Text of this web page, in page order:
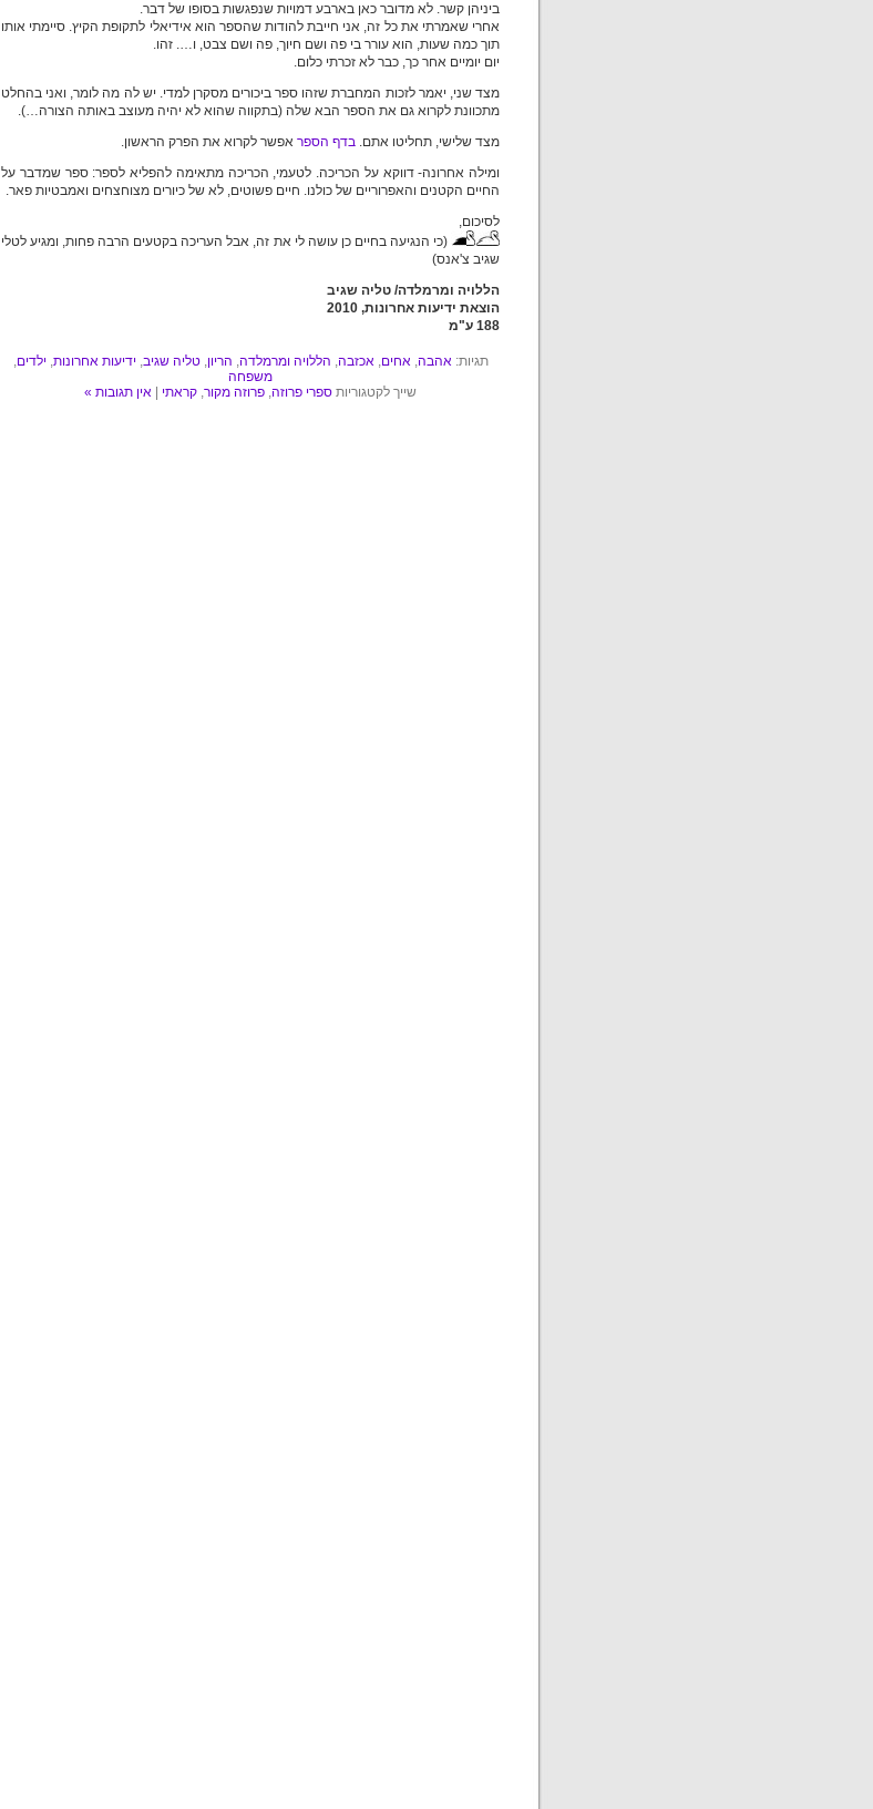
ביניהן קשר. לא מדובר כאן בארבע דמויות שנפגשות בסופו של דבר.
אחרי שאמרתי את כל זה, אני חייבת להודות שהספר הוא אידיאלי לתקופת הקיץ. סיימתי אותו
תוך כמה שעות, הוא עורר בי פה ושם חיוך, פה ושם צבט, ו…. זהו.
יום יומיים אחר כך, כבר לא זכרתי כלום.
מצד שני, יאמר לזכות המחברת שזהו ספר ביכורים מסקרן למדי. יש לה מה לומר, ואני בהחלט
מתכוונת לקרוא גם את הספר הבא שלה (בתקווה שהוא לא יהיה מעוצב באותה הצורה…).
מצד שלישי, תחליטו אתם. בדף הספר אפשר לקרוא את הפרק הראשון.
ומילה אחרונה- דווקא על הכריכה. לטעמי, הכריכה מתאימה להפליא לספר: ספר שמדבר על
החיים הקטנים והאפרוריים של כולנו. חיים פשוטים, לא של כיורים מצוחצחים ואמבטיות פאר.
לסיכום,
(כי הנגיעה בחיים כן עושה לי את זה, אבל העריכה בקטעים הרבה פחות, ומגיע לטלי
שגיב צ'אנס)
הללויה ומרמלדה/ טליה שגיב
הוצאת ידיעות אחרונות, 2010
188 ע"מ
תגיות:אהבה,אחים,אכזבה, הללויה ומרמלדה, הריון,טליה שגיב,ידיעות אחרונות,ילדים,
משפחה
שייך לקטגוריות ספרי פרוזה, פרוזה מקור, קראתי אין תגובות »